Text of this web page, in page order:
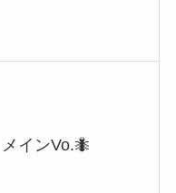
メインVo.🐜